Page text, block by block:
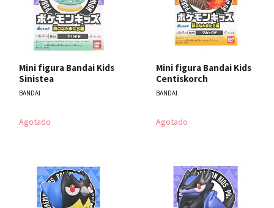
Mini figura Bandai Kids
Sinistea
BANDAI
Agotado
Mini figura Bandai Kids
Centiskorch
BANDAI
Agotado